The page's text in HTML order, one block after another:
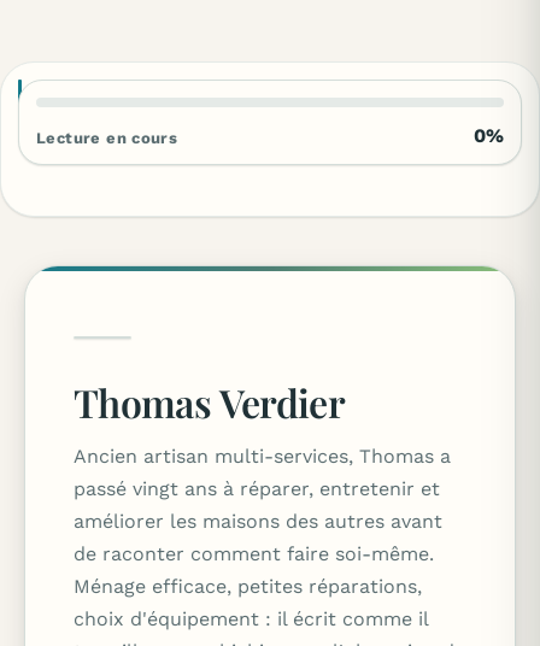
Lecture en cours 0%
Thomas Verdier
Ancien artisan multi-services, Thomas a
passé vingt ans à réparer, entretenir et
améliorer les maisons des autres avant
de raconter comment faire soi-même.
Ménage efficace, petites réparations,
choix d'équipement : il écrit comme il